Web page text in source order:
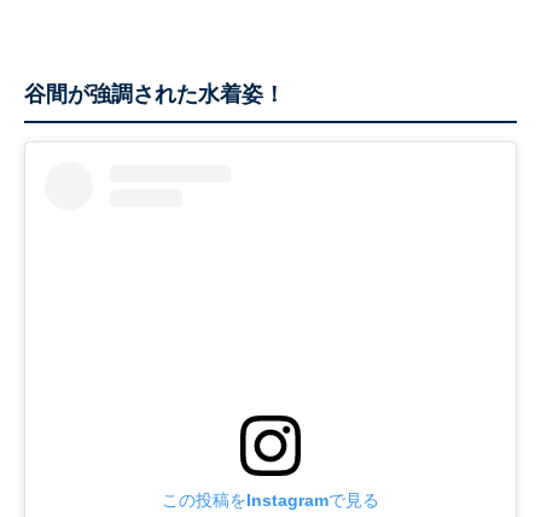
谷間が強調された水着姿！
この投稿をInstagramで見る